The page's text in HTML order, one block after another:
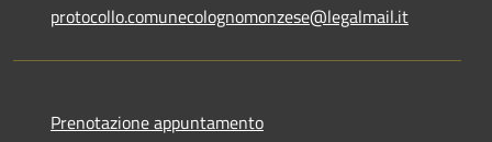
protocollo.comunecolognomonzese@legalmail.it
Prenotazione appuntamento